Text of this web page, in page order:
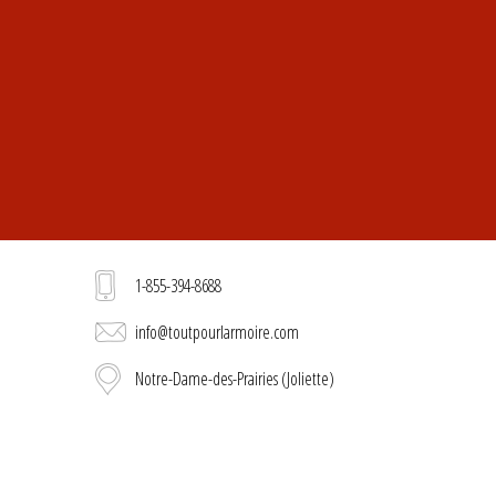
1-855-394-8688
info@toutpourlarmoire.com
Notre-Dame-des-Prairies (Joliette)